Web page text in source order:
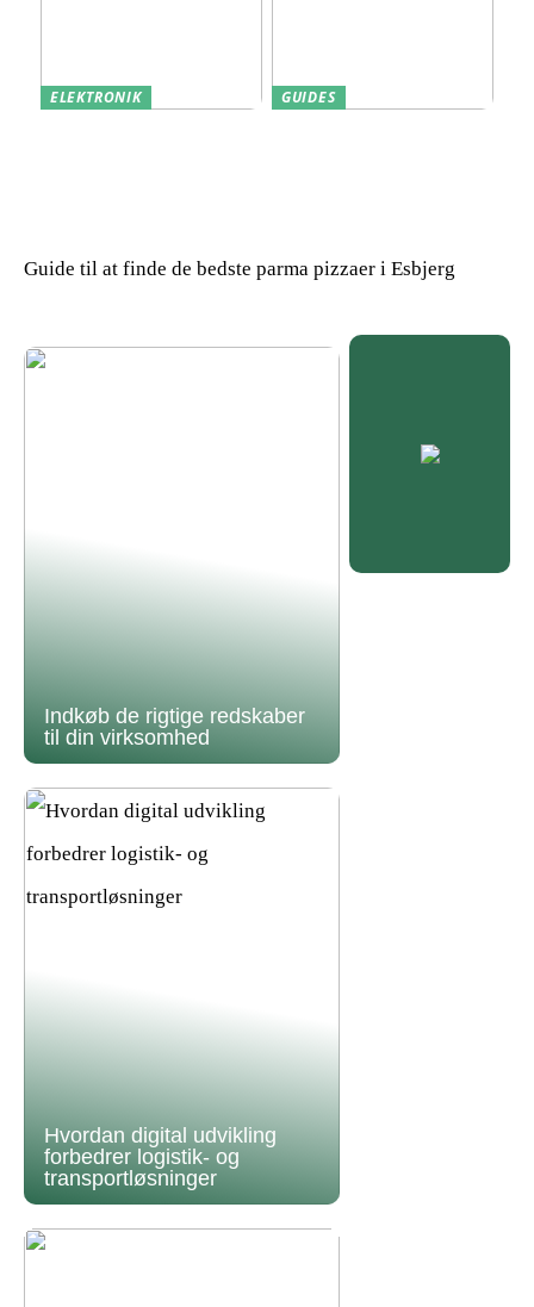
ELEKTRONIK
GUIDES
Guide til at finde de bedste parma pizzaer i Esbjerg
Indkøb de rigtige redskaber
til din virksomhed
Hvordan digital udvikling
forbedrer logistik- og
transportløsninger